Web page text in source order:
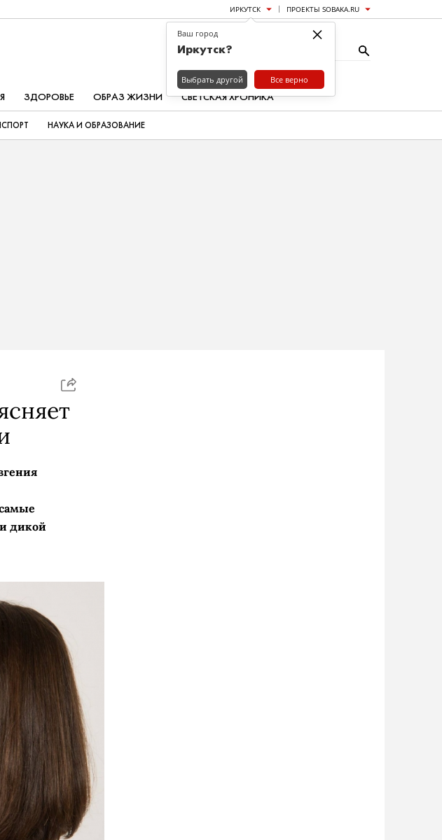
ИРКУТСК ПРОЕКТЫ SOBAKA.RU
ЗДОРОВЬЕ ОБРАЗ ЖИЗНИ СВЕТСКАЯ ХРОНИКА
НАУКА И ОБРАЗОВАНИЕ
дикой
×
Ваш город
Иркутск?
Выбрать другой Все верно